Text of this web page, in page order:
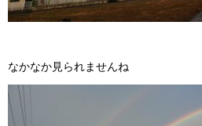
なかなか見られませんね